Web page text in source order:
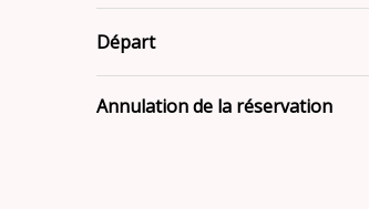
Départ
Annulation de la réservation